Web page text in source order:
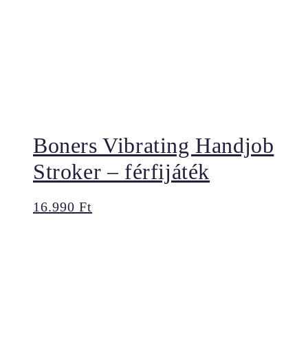
Boners Vibrating Handjob
Stroker – férfijáték
16.990 Ft